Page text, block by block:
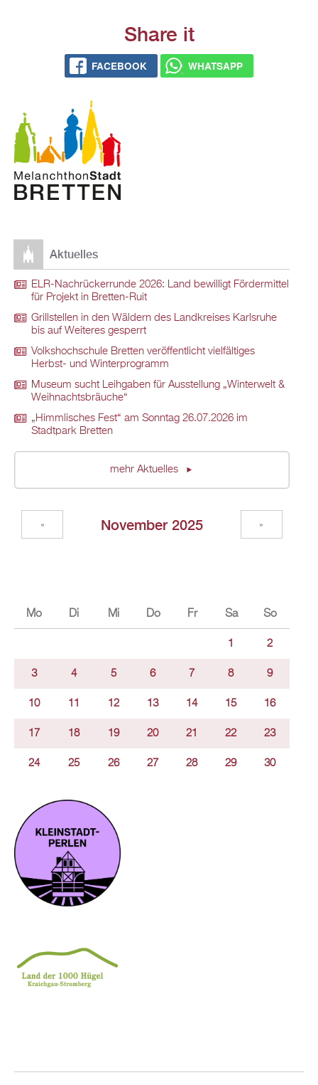
Share it
FACEBOOK WHATSAPP
Aktuelles
ELR-Nachrückerrunde 2026: Land bewilligt Fördermittel
für Projekt in Bretten-Ruit
Grillstellen in den Wäldern des Landkreises Karlsruhe
bis auf Weiteres gesperrt
Volkshochschule Bretten veröffentlicht vielfältiges
Herbst- und Winterprogramm
Museum sucht Leihgaben für Ausstellung „Winterwelt &
Weihnachtsbräuche“
„Himmlisches Fest“ am Sonntag 26.07.2026 im
Stadtpark Bretten
mehr Aktuelles
November 2025
« »
Mo Di Mi Do Fr Sa So
1 2
3 4 5 6 7 8 9
10 11 12 13 14 15 16
17 18 19 20 21 22 23
24 25 26 27 28 29 30